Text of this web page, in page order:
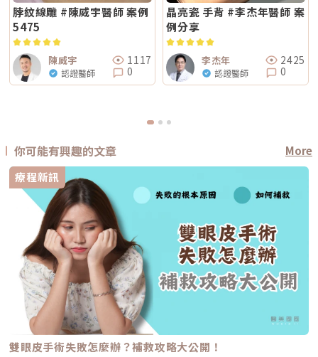
脖紋線雕 #陳威宇醫師 案例
5475
陳威宇
認證醫師
1117
0
晶亮瓷 手背 #李杰年醫師 案
例分享
李杰年
認證醫師
2425
0
你可能有興趣的文章
More
療程新訊
雙眼皮手術失敗怎麼辦？補救攻略大公開！